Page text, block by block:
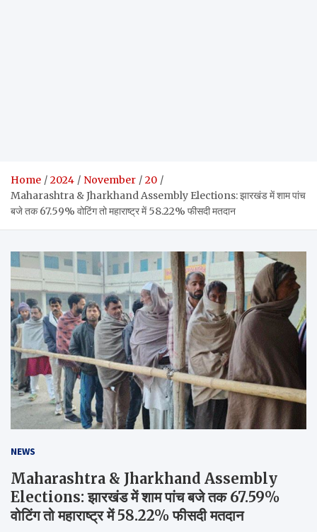
Home 2024 November
20
Maharashtra & Jharkhand Assembly Elections: झारखंड में शाम पांच
बजे तक 67.59% वोटिंग तो महाराष्ट्र में 58.22% फीसदी मतदान
NEWS
Maharashtra & Jharkhand Assembly
Elections: झारखंड में शाम पांच बजे तक 67.59%
वोटिंग तो महाराष्ट्र में 58.22% फीसदी मतदान